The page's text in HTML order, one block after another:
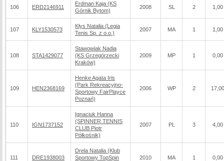
106 ERD2146911
Erdman Kaja (KS
Górnik Bytom)
2008 SL 2 1,00
107 KLY1530573
Kłys Natalia (Legia
Tenis Sp. z o.o.)
2007 MA 1 1,00
108 STA1429077
Stawowiak Nadia
(KS Grzegórzecki
Kraków)
2009 MP 1 0,00
109 HEN2368169
Henke Agata Iris
(Park Rekreacyjno-
Sportowy FairPlayce
Poznań)
2006 WP 2 17,00
110 IGN1737152
Ignaciuk Hanna
(SPINNER TENNIS
CLUB Piotr
Półkośnik)
2007 PL 3 4,00
111 DRE1938003
Drela Natalia (Klub
Sportowy TopSpin
2010 MA 1 0,00